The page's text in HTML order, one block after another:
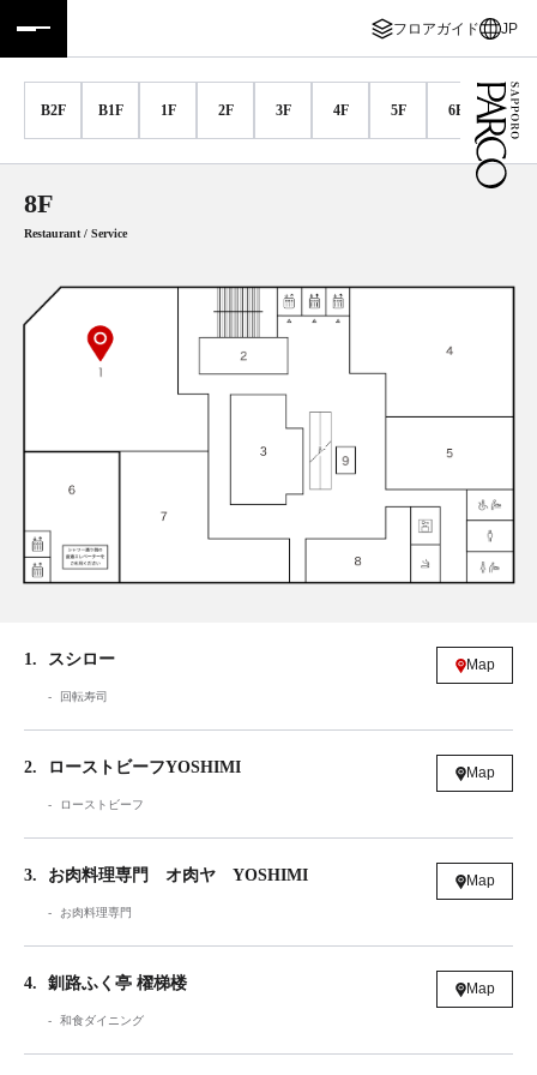
フロアガイド JP
ニュース
レストラン・カフェ
TAX FREE
한국어
ภาษาไทย
日本語
B2F B1F 1F 2F 3F 4F 5F 6F 7F
8F
Restaurant / Service
1 スシロー
回転寿司
Map
2 ローストビーフYOSHIMI
ローストビーフ
Map
3 お肉料理専門 オ肉ヤ YOSHIMI
お肉料理専門
Map
4 釧路ふく亭 櫂梯楼
和食ダイニング
Map